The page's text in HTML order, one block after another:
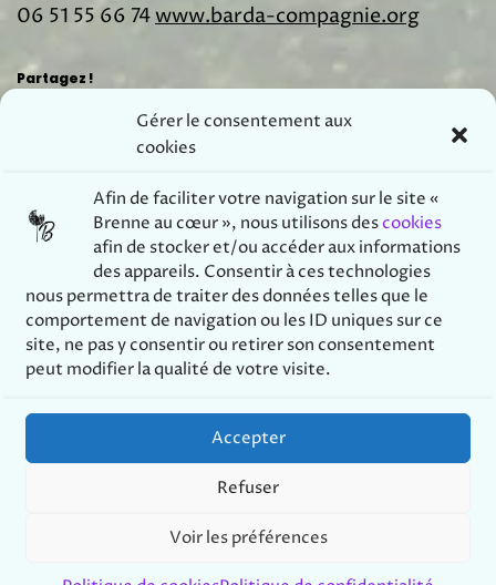
Gérer le consentement aux
cookies
Afin defaciliter votre navigation sur le site «
Brenne au cœur », nous utilisons descookies
afin de stocker et/ou accéder aux informations
des appareils. Consentir à ces technologies
nous permettra de traiter des données telles que le
comportement de navigation ou les ID uniques sur ce
site, ne pas y consentir ou retirer son consentement
peut modifier la qualité de votre visite.
Accepter
Refuser
Voir les préférences
06 51 55 66 74www.barda-compagnie.org
Partagez !
Instagram Youtube
La chanson façon Ô +
18 novembre 2024
Dans "Le Blanc"
La Trilogie Tsigane
6 mai 2024
Dans "Grand Aslon"
Festival de la chanson belle
et rebelle
10 mai 2026
Dans "Mouhet"